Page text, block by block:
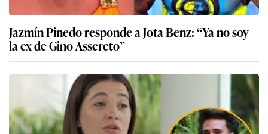
Jazmín Pinedo responde a Jota Benz: “Ya no soy
la ex de Gino Assereto”